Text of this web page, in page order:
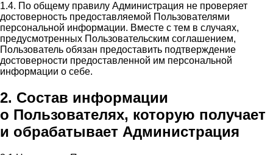
1.4. По общему правилу Администрация не проверяет
достоверность предоставляемой Пользователями
персональной информации. Вместе с тем в случаях,
предусмотренных Пользовательским соглашением,
Пользователь обязан предоставить подтверждение
достоверности предоставленной им персональной
информации о себе.
2. Состав информации
о Пользователях, которую получает
и обрабатывает Администрация